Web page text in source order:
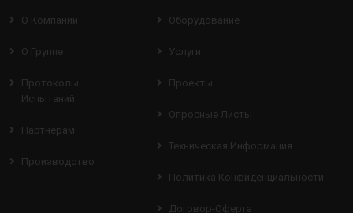
О Компании
О Группе
Протоколы
Испытаний
Партнерам
Производство
Оборудование
Услуги
Проекты
Опросные Листы
Техническая Информация
Политика Конфиденциальности
Договор-Оферта